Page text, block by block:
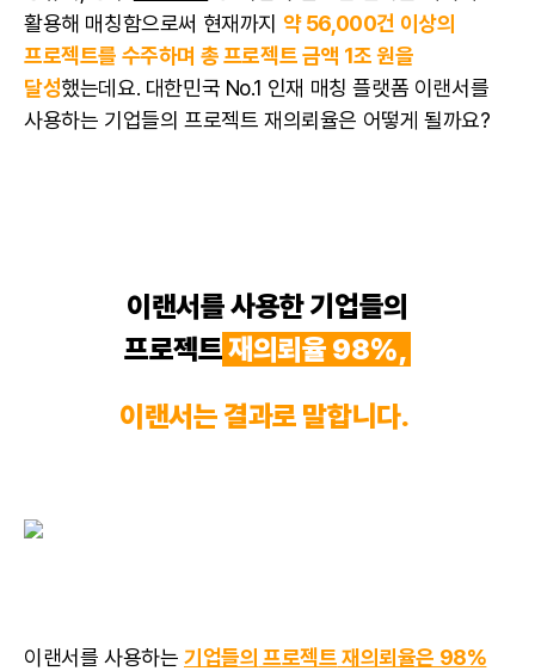
활용해 매칭함으로써 현재까지 약 56,000건 이상의
프로젝트를 수주하며 총 프로젝트 금액 1조 원을
달성했는데요. 대한민국 No.1 인재 매칭 플랫폼 이랜서를
사용하는 기업들의 프로젝트 재의뢰율은 어떻게 될까요?
이랜서를 사용한 기업들의
프로젝트재의뢰율 98%,
이랜서는 결과로 말합니다.
이랜서를 사용하는 기업들의 프로젝트재의뢰율은 98%